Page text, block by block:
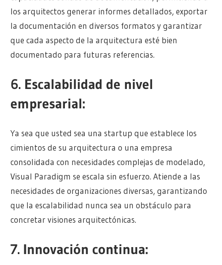
los arquitectos generar informes detallados, exportar
la documentación en diversos formatos y garantizar
que cada aspecto de la arquitectura esté bien
documentado para futuras referencias.
6. Escalabilidad de nivel
empresarial:
Ya sea que usted sea una startup que establece los
cimientos de su arquitectura o una empresa
consolidada con necesidades complejas de modelado,
Visual Paradigm se escala sin esfuerzo. Atiende a las
necesidades de organizaciones diversas, garantizando
que la escalabilidad nunca sea un obstáculo para
concretar visiones arquitectónicas.
7. Innovación continua: